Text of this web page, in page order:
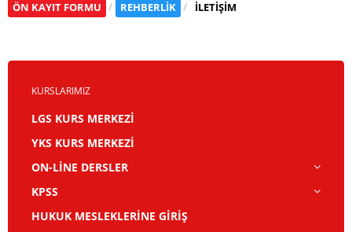
ÖN KAYIT FORMU
REHBERLİK İLETİŞİM
KURSLARIMIZ
LGS KURS MERKEZİ
YKS KURS MERKEZİ
ON-LİNE DERSLER
KPSS
HUKUK MESLEKLERİNE GİRİŞ